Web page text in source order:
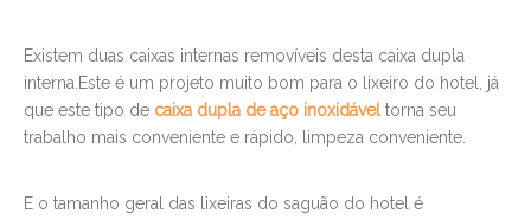
Existem duas caixas internas removíveis desta caixa dupla
interna.Este é um projeto muito bom para o lixeiro do hotel, já
que este tipo de caixa dupla de aço inoxidável torna seu
trabalho mais conveniente e rápido, limpeza conveniente.
E o tamanho geral das lixeiras do saguão do hotel é